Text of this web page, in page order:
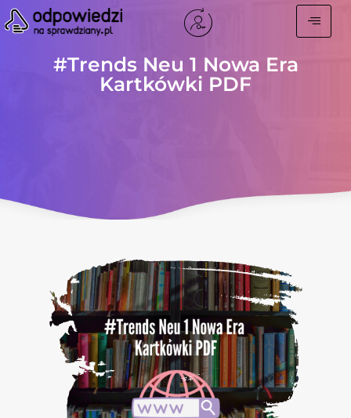
#Trends Neu 1 Nowa Era
Kartkówki PDF